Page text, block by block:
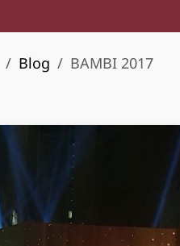
Blog BAMBI 2017